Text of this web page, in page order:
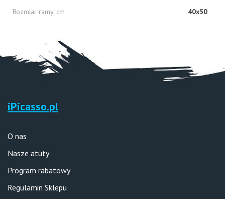
Rozmiar ramy, cm
40x50
iPicasso.pl
O nas
Nasze atuty
Program rabatowy
Regulamin Sklepu